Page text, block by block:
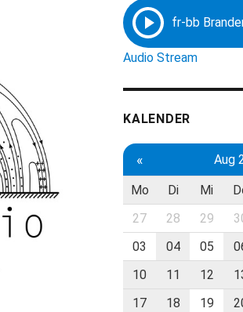
Audio Stream
KALENDER
« Aug
Mo Di Mi
27
28 29
03
04 05
10
11 12
17
18 19